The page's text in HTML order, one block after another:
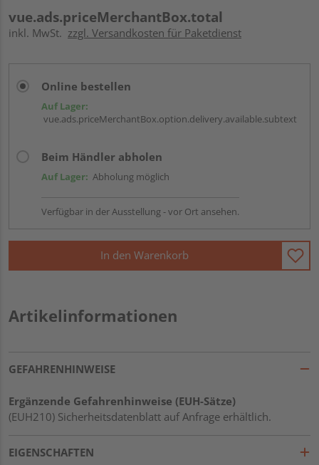
vue.ads.priceMerchantBox.total
inkl. MwSt. zzgl. Versandkosten für Paketdienst
Online bestellen
Auf Lager:
vue.ads.priceMerchantBox.option.delivery.available.subtext
Beim Händler abholen
Auf Lager: Abholung möglich
Verfügbar in der Ausstellung - vor Ort ansehen.
In den Warenkorb
Artikelinformationen
GEFAHRENHINWEISE
Ergänzende Gefahrenhinweise (EUH-Sätze)
(EUH210) Sicherheitsdatenblatt auf Anfrage erhältlich.
EIGENSCHAFTEN